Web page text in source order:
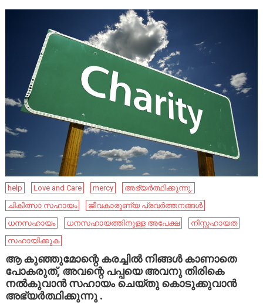
help Love and Care mercy
അഭ്യർത്ഥിക്കുന്നു.
ചികിത്സാ സഹായം
ജീവകാരുണ്യ പ്രവർത്തനങ്ങൾ
ധനസഹായം
ധനസഹായത്തിനുള്ള അപേക്ഷ
നിസ്സഹായത
സഹായിക്കുക
ആ കുഞ്ഞുമോന്റെ കരച്ചിൽ നിങ്ങൾ കാണാതെ
പോകരുത്, അവന്റെ പപ്പയെ അവനു തിരികെ
നൽകുവാൻ സഹായം ചെയ്തു കൊടുക്കുവാൻ
അഭ്യർത്ഥിക്കുന്നു .